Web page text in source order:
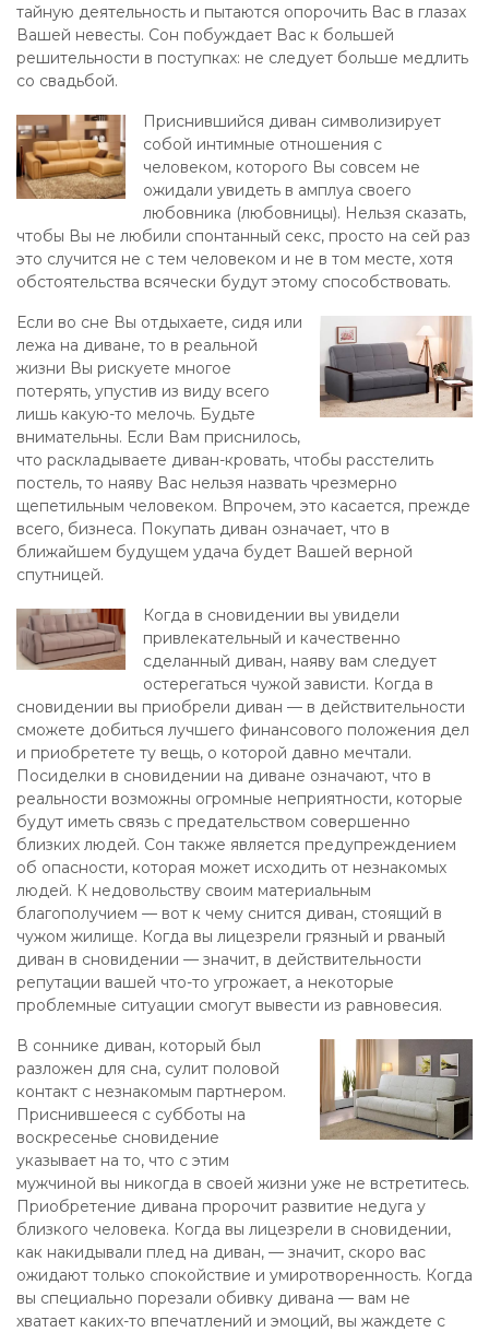
тайную деятельность и пытаются опорочить Вас в глазах
Вашей невесты. Сон побуждает Вас к большей
решительности в поступках: не следует больше медлить
со свадьбой.
Приснившийся диван символизирует
собой интимные отношения с
человеком, которого Вы совсем не
ожидали увидеть в амплуа своего
любовника (любовницы). Нельзя сказать,
чтобы Вы не любили спонтанный секс, просто на сей раз
это случится не с тем человеком и не в том месте, хотя
обстоятельства всячески будут этому способствовать.
Если во сне Вы отдыхаете, сидя или
лежа на диване, то в реальной
жизни Вы рискуете многое
потерять, упустив из виду всего
лишь какую-то мелочь. Будьте
внимательны. Если Вам приснилось,
что раскладываете диван-кровать, чтобы расстелить
постель, то наяву Вас нельзя назвать чрезмерно
щепетильным человеком. Впрочем, это касается, прежде
всего, бизнеса. Покупать диван означает, что в
ближайшем будущем удача будет Вашей верной
спутницей.
Когда в сновидении вы увидели
привлекательный и качественно
сделанный диван, наяву вам следует
остерегаться чужой зависти. Когда в
сновидении вы приобрели диван — в действительности
сможете добиться лучшего финансового положения дел
и приобретете ту вещь, о которой давно мечтали.
Посиделки в сновидении на диване означают, что в
реальности возможны огромные неприятности, которые
будут иметь связь с предательством совершенно
близких людей. Сон также является предупреждением
об опасности, которая может исходить от незнакомых
людей. К недовольству своим материальным
благополучием — вот к чему снится диван, стоящий в
чужом жилище. Когда вы лицезрели грязный и рваный
диван в сновидении — значит, в действительности
репутации вашей что-то угрожает, а некоторые
проблемные ситуации смогут вывести из равновесия.
В соннике диван, который был
разложен для сна, сулит половой
контакт с незнакомым партнером.
Приснившееся с субботы на
воскресенье сновидение
указывает на то, что с этим
мужчиной вы никогда в своей жизни уже не встретитесь.
Приобретение дивана пророчит развитие недуга у
близкого человека. Когда вы лицезрели в сновидении,
как накидывали плед на диван, — значит, скоро вас
ожидают только спокойствие и умиротворенность. Когда
вы специально порезали обивку дивана — вам не
хватает каких-то впечатлений и эмоций, вы жаждете с